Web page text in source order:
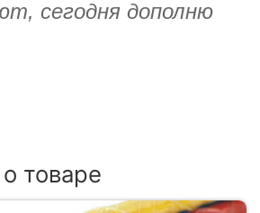
сегодня дополню
товаре